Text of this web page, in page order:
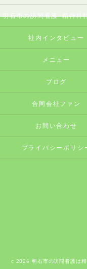
社内インタビュー
メニュー
ブログ
合同会社ファン
お問い合わせ
プライバシーポリシ
c 2026 明石市の訪問看護は